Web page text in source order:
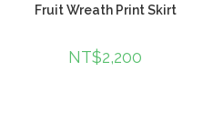
Fruit Wreath Print Skirt
NT$2,200